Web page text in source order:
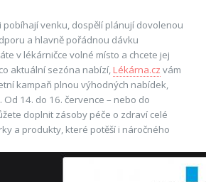
pobíhají venku, dospělí plánují dovolenou
a hlavně pořádnou dávku
v lékárničce volné místo a chcete jej
aktuální sezóna nabízí,Lékárna.cz vám
kampaň plnou výhodných nabídek,
Od 14. do 16. července – nebo do
doplnit zásoby péče o zdraví celé
a produkty, které potěší i náročného